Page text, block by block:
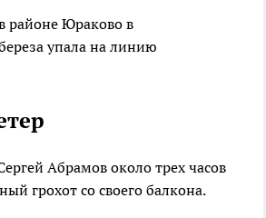
районе Юраково в
упала на линию
Абрамов около трех часов
грохот со своего балкона.